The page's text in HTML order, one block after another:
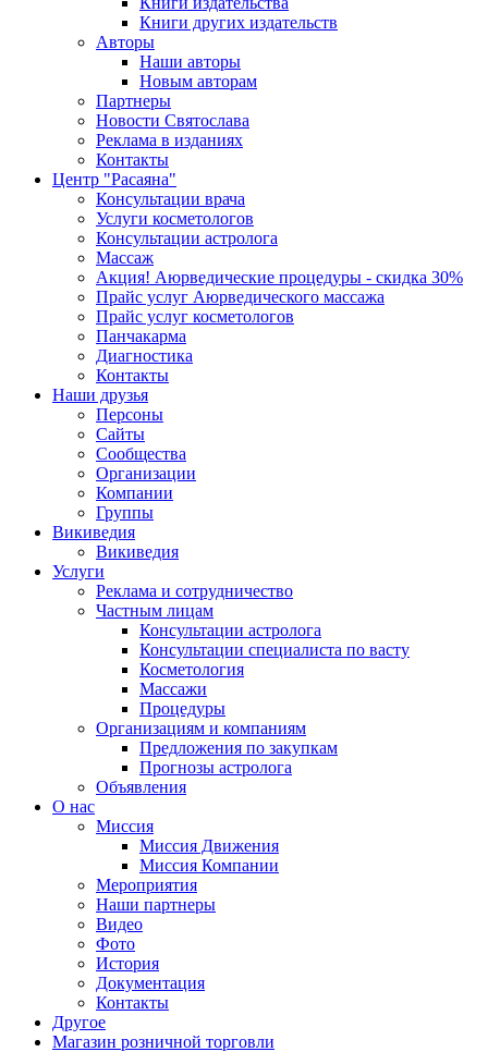
Книги других издательств
Авторы
Наши авторы
Новым авторам
Партнеры
Новости Святослава
Реклама в изданиях
Контакты
Центр "Расаяна"
Консультации врача
Услуги косметологов
Консультации астролога
Массаж
Акция! Аюрведические процедуры - скидка 30%
Прайс услуг Аюрведического массажа
Прайс услуг косметологов
Панчакарма
Диагностика
Контакты
Наши друзья
Персоны
Сайты
Сообщества
Организации
Компании
Группы
Викиведия
Викиведия
Услуги
Реклама и сотрудничество
Частным лицам
Консультации астролога
Консультации специалиста по васту
Косметология
Массажи
Процедуры
Организациям и компаниям
Предложения по закупкам
Прогнозы астролога
Объявления
О нас
Миссия
Миссия Движения
Миссия Компании
Мероприятия
Наши партнеры
Видео
Фото
История
Документация
Контакты
Другое
Магазин розничной торговли